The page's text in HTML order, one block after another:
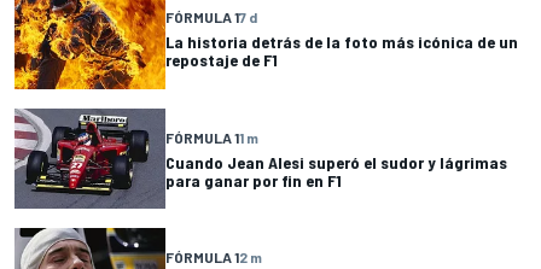
FÓRMULA 17 d
La historia detrás de la foto más icónica de un
repostaje de F1
FÓRMULA 11 m
Cuando Jean Alesi superó el sudor y lágrimas
para ganar por fin en F1
FÓRMULA 12 m